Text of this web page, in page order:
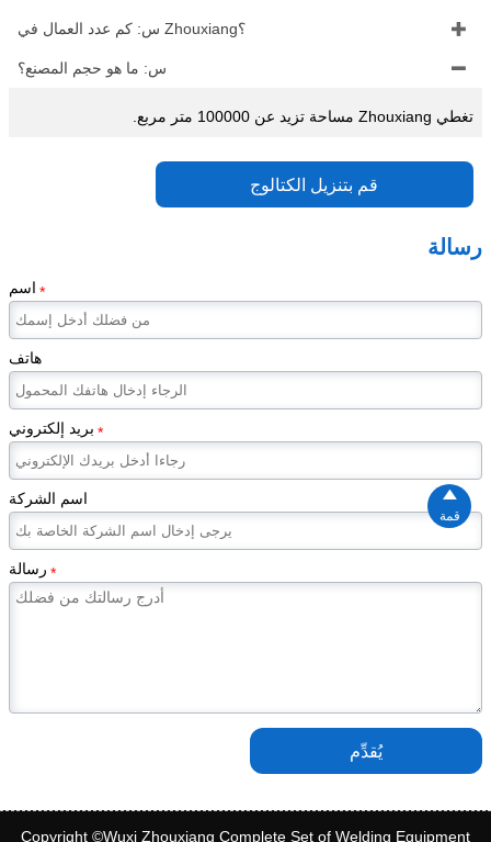
س: كم عدد العمال في Zhouxiang؟ 
س: ما هو حجم المصنع؟ 
تغطي Zhouxiang مساحة تزيد عن 100000 متر مربع.
قم بتنزيل الكتالوج
رسالة
اسم *
هاتف
بريد إلكتروني *
اسم الشركة
رسالة *
يُقدِّم
Copyright ©Wuxi Zhouxiang Complete Set of Welding Equipment

قمة